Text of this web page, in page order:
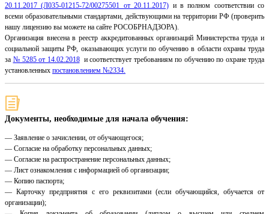
20.11.2017 (Л035-01215-72/00275501 от 20.11.2017) и в полном соответствии со
всеми образовательными стандартами, действующими на территории РФ (проверить
нашу лицензию вы можете на сайте РОСОБРНАДЗОРА).
Организация внесена в реестр аккредитованных организаций Министерства труда и
социальной защиты РФ, оказывающих услуги по обучению в области охраны труда
за № 5285 от 14.02.2018и соответствует требованиям по обучению по охране труда
установленных постановлением №2334.
Документы, необходимые для начала обучения:
— Заявление о зачислении, от обучающегося;
— Согласие на обработку персональных данных;
— Согласие на распространение персональных данных;
— Лист ознакомления с информацией об организации;
— Копию паспорта;
— Карточку предприятия с его реквизитами (если обучающийся, обучается от
организации);